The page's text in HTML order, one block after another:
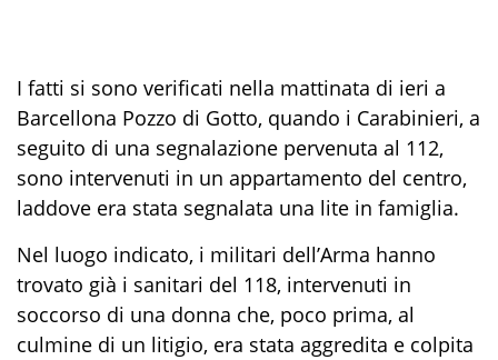
I fatti si sono verificati nella mattinata di ieri a
Barcellona Pozzo di Gotto, quando i Carabinieri, a
seguito di una segnalazione pervenuta al 112,
sono intervenuti in un appartamento del centro,
laddove era stata segnalata una lite in famiglia.
Nel luogo indicato, i militari dell’Arma hanno
trovato già i sanitari del 118, intervenuti in
soccorso di una donna che, poco prima, al
culmine di un litigio, era stata aggredita e colpita